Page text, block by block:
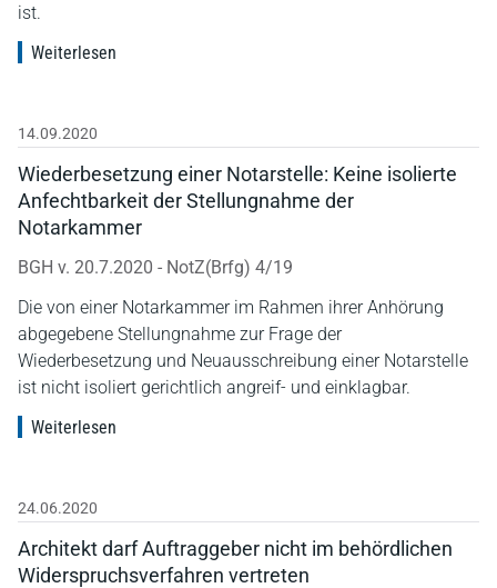
ist.
Weiterlesen
14.09.2020
Wiederbesetzung einer Notarstelle: Keine isolierte
Anfechtbarkeit der Stellungnahme der
Notarkammer
BGH v. 20.7.2020 - NotZ(Brfg) 4/19
Die von einer Notarkammer im Rahmen ihrer Anhörung
abgegebene Stellungnahme zur Frage der
Wiederbesetzung und Neuausschreibung einer Notarstelle
ist nicht isoliert gerichtlich angreif- und einklagbar.
Weiterlesen
24.06.2020
Architekt darf Auftraggeber nicht im behördlichen
Widerspruchsverfahren vertreten